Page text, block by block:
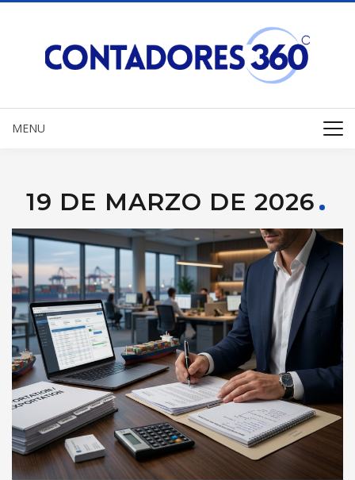
MENU
19 DE MARZO DE 2026